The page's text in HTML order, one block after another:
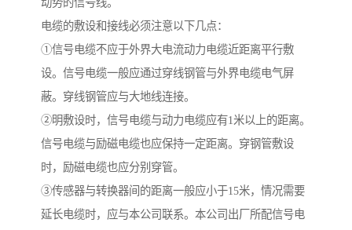
动势的信号线。
电缆的敷设和接线必须注意以下几点：
①信号电缆不应于外界大电流动力电缆近距离平行敷
设。信号电缆一般应通过穿线钢管与外界电缆电气屏
蔽。穿线钢管应与大地线连接。
②明敷设时，信号电缆与动力电缆应有1米以上的距离。
信号电缆与励磁电缆也应保持一定距离。穿钢管敷设
时，励磁电缆也应分别穿管。
③传感器与转换器间的距离一般应小于15米，情况需要
延长电缆时，应与本公司联系。本公司出厂所配信号电